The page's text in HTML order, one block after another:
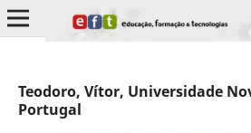
Teodoro, Vítor, Universidade
Portugal